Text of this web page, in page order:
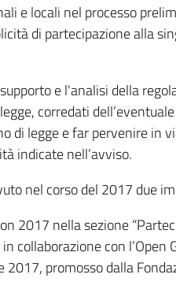
e locali nel processo
di partecipazione alla
e l'analisi della
corredati
di legge e far pervenire
indicate nell’avviso.
nel corso del 2017 due
2017 nella sezione
collaborazione con l’Open
promosso dalla